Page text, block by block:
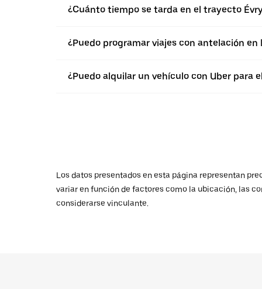
¿Cuánto tiempo se tarda en el trayecto
¿Puedo programar viajes con antelación en
¿Puedo alquilar un vehículo con Uber para
Los datos presentados en esta página representan
variar en función de factores como la ubicación, las
considerarse vinculante.